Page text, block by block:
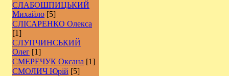
СЛАБОШПИЦЬКИЙ
Михайло [5]
СЛІСАРЕНКО Олекса
[1]
СЛУПЧИНСЬКИЙ
Олег [1]
СМЕРЕЧУК Оксана [1]
СМОЛИЧ Юрій [5]